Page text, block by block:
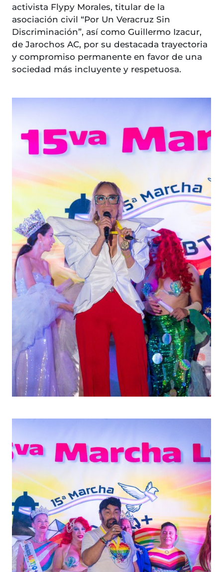
activista Flypy Morales, titular de la
asociación civil “Por Un Veracruz Sin
Discriminación”, así como Guillermo Izacur,
de Jarochos AC, por su destacada trayectoria
y compromiso permanente en favor de una
sociedad más incluyente y respetuosa.